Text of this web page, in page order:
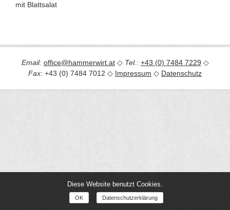
mit Blattsalat
Email: office@hammerwirt.at◇ Tel.: +43 (0) 7484 7229 ◇
Fax: +43 (0) 7484 7012 ◇ Impressum ◇ Datenschutz
Diese Website benutzt Cookies.
OK Datenschutzerklärung